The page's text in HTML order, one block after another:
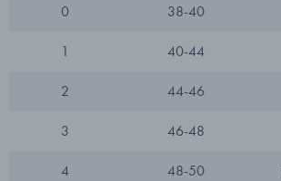
0 38-40
1 40-44
2 44-46
3 46-48
4 48-50